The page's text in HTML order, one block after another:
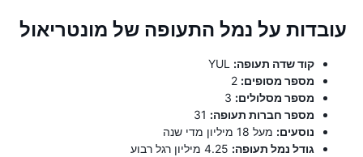
עובדות על נמל התעופה של מונטריאול
קוד שדה תעופה:
מספר מסופים:
מספר מסלולים:
מספר חברות תעופה:
נוסעים: מעל 18 מיליון מדי שנה
גודל נמל תעופה: